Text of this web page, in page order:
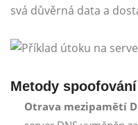
svá důvěrná data a
Metody spoofování
Otrava mezipamětí